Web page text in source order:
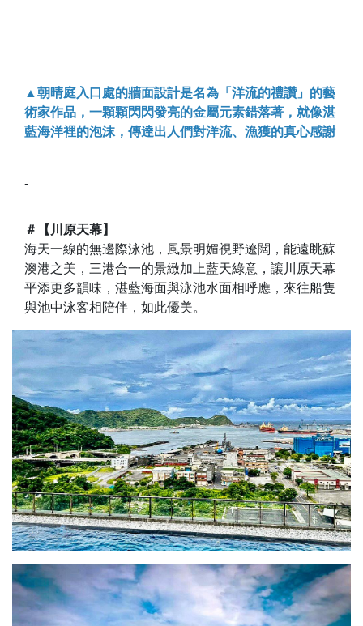
▲朝晴庭入口處的牆面設計是名為「洋流的禮讚」的藝
術家作品，一顆顆閃閃發亮的金屬元素錯落著，就像湛
藍海洋裡的泡沫，傳達出人們對洋流、漁獲的真心感謝
-
＃【川原天幕】
海天一線的無邊際泳池，風景明媚視野遼闊，能遠眺蘇
澳港之美，三港合一的景緻加上藍天綠意，讓川原天幕
平添更多韻味，湛藍海面與泳池水面相呼應，來往船隻
與池中泳客相陪伴，如此優美。